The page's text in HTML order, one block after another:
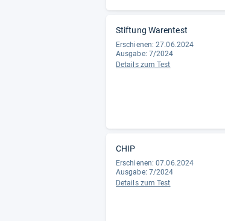
Stiftung Warentest
Erschienen: 27.06.2024
Ausgabe: 7/2024
Details zum Test
CHIP
Erschienen: 07.06.2024
Ausgabe: 7/2024
Details zum Test